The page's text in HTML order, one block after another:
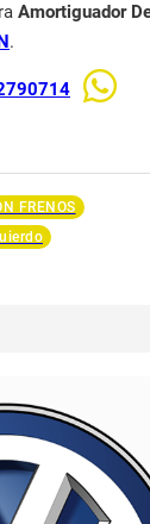
Amortiguador
.
FRENOS